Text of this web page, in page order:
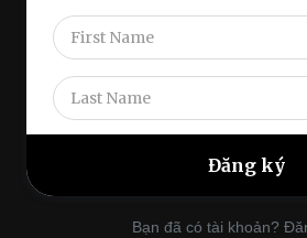
Bạn đã có tài khoản?